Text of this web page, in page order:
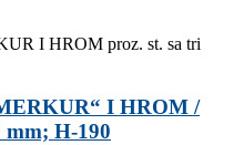
I HROM /
mm; H-190